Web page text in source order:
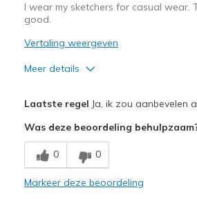
I wear my sketchers for casual wear.
good.
Vertaling weergeven
Meer details
Comfortable
Durable
Laatste regel Ja, ik zou aanbevelen
Was deze beoordeling
0 0
Markeer deze beoordeling